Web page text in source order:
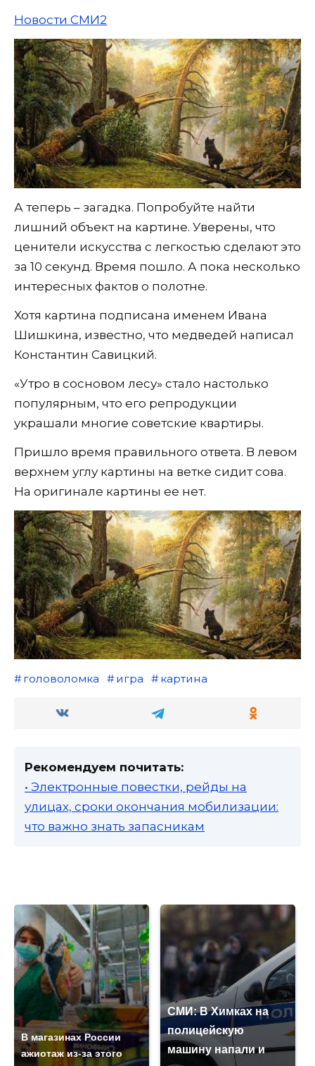
Новости СМИ2
А теперь – загадка. Попробуйте найти
лишний объект на картине. Уверены, что
ценители искусства с легкостью сделают это
за 10 секунд. Время пошло. А пока несколько
интересных фактов о полотне.
Хотя картина подписана именем Ивана
Шишкина, известно, что медведей написал
Константин Савицкий.
«Утро в сосновом лесу» стало настолько
популярным, что его репродукции
украшали многие советские квартиры.
Пришло время правильного ответа. В левом
верхнем углу картины на ветке сидит сова.
На оригинале картины ее нет.
головоломка игра картина
Рекомендуем почитать:
• Электронные повестки, рейды на
улицах, сроки окончания мобилизации:
что важно знать запасникам
В магазинах России
ажиотаж из-за этого
СМИ: В Химках на
полицейскую
машину напали и